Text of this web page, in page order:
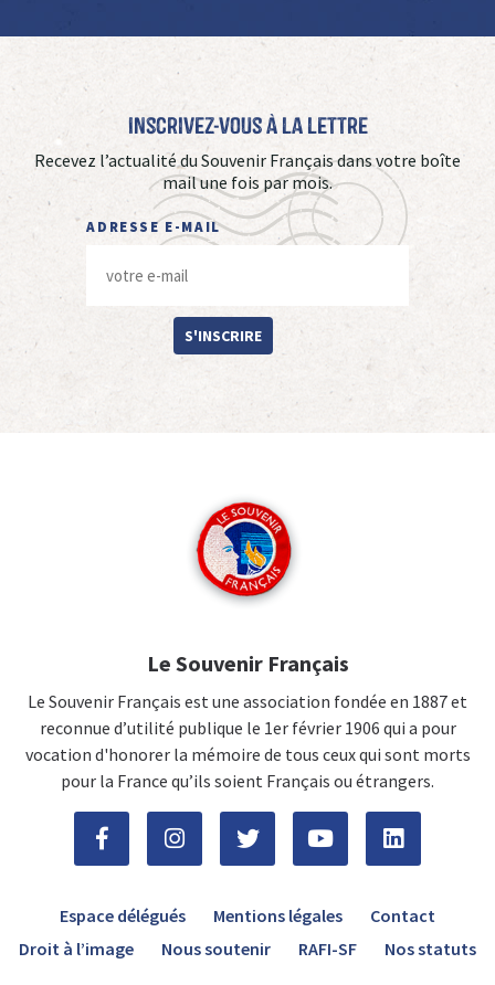
Inscrivez-vous à La Lettre
Recevez l’actualité du Souvenir Français dans votre boîte
mail une fois par mois.
ADRESSE E-MAIL
S'INSCRIRE
Le Souvenir Français
Le Souvenir Français est une association fondée en 1887 et
reconnue d’utilité publique le 1er février 1906 qui a pour
vocation d'honorer la mémoire de tous ceux qui sont morts
pour la France qu’ils soient Français ou étrangers.
Espace délégués Mentions légales
Contact
Droit à l’image
Nous soutenir RAFI-SF Nos statuts